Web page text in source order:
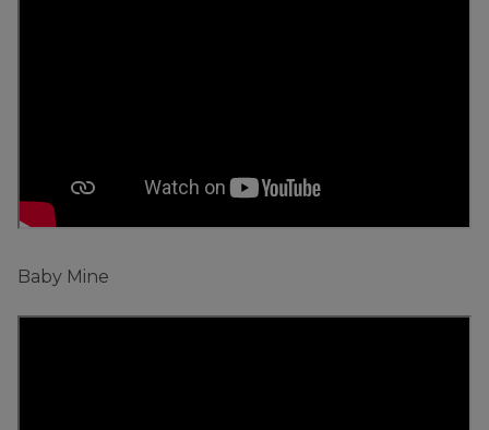
Baby Mine